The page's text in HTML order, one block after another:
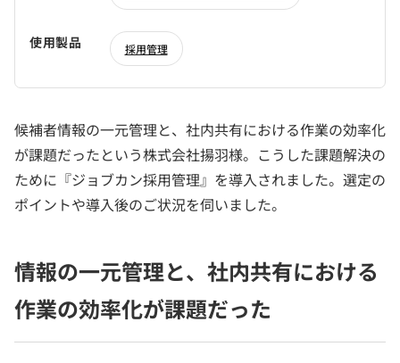
使用製品 採用管理
候補者情報の一元管理と、社内共有における作業の効率化
が課題だったという株式会社揚羽様。こうした課題解決の
ために『ジョブカン採用管理』を導入されました。選定の
ポイントや導入後のご状況を伺いました。
情報の一元管理と、社内共有における
作業の効率化が課題だった